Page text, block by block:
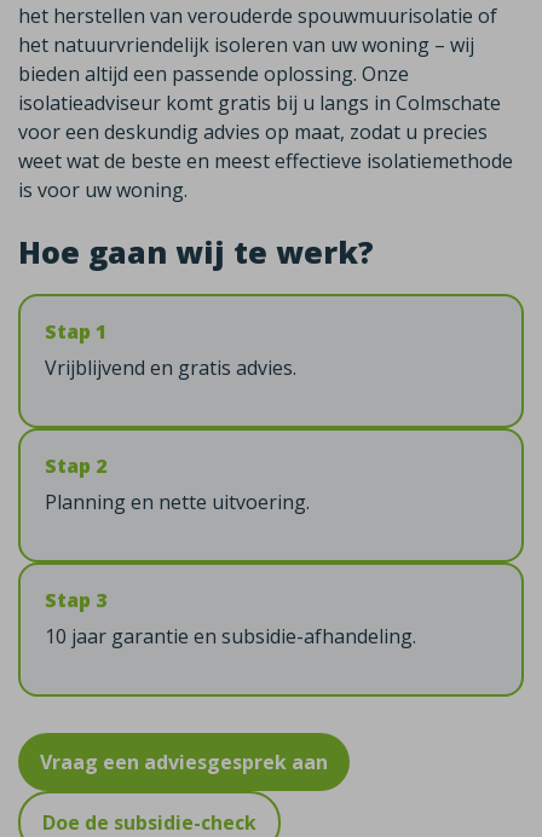
het herstellen van verouderde spouwmuurisolatie of
het natuurvriendelijk isoleren van uw woning – wij
bieden altijd een passende oplossing. Onze
isolatieadviseur komt gratis bij u langs in Colmschate
voor een deskundig advies op maat, zodat u precies
weet wat de beste en meest effectieve isolatiemethode
is voor uw woning.
Hoe gaan wij te werk?
Stap 1
Vrijblijvend en gratis advies.
Stap 2
Planning en nette uitvoering.
Stap 3
10 jaar garantie en subsidie-afhandeling.
Vraag een adviesgesprek aan
Doe de subsidie-check